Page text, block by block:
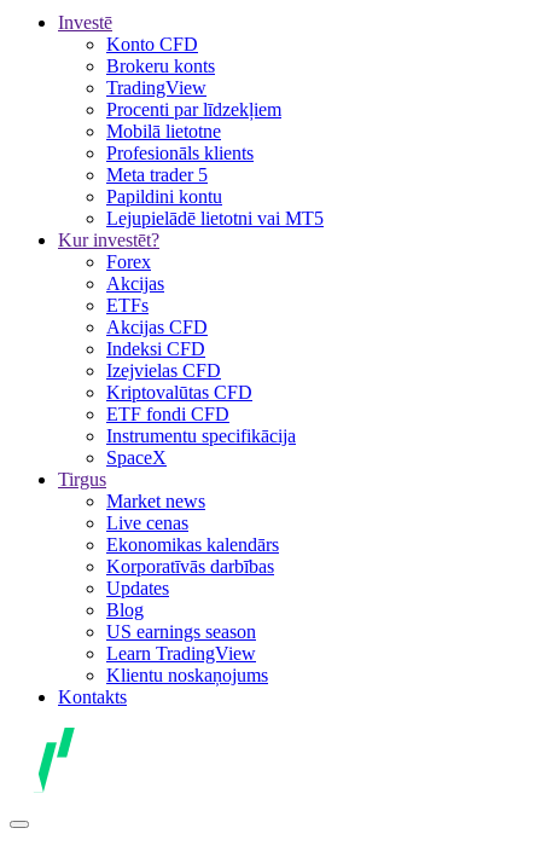
Investē
Konto CFD
Brokeru konts
TradingView
Procenti par līdzekļiem
Mobilā lietotne
Profesionāls klients
Meta trader 5
Papildini kontu
Lejupielādē lietotni vai MT5
Kur investēt?
Forex
Akcijas
ETFs
Akcijas CFD
Indeksi CFD
Izejvielas CFD
Kriptovalūtas CFD
ETF fondi CFD
Instrumentu specifikācija
SpaceX
Tirgus
Market news
Live cenas
Ekonomikas kalendārs
Korporatīvās darbības
Updates
Blog
US earnings season
Learn TradingView
Klientu noskaņojums
Kontakts